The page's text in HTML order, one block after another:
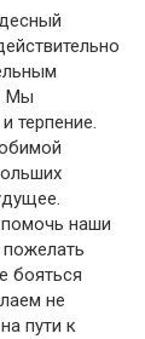
Мы
терпение.
наши
бояться
не
пути к